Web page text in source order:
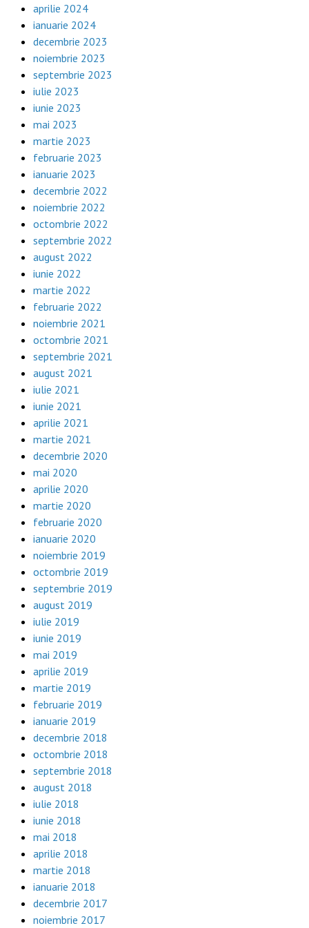
aprilie 2024
ianuarie 2024
decembrie 2023
noiembrie 2023
septembrie 2023
iulie 2023
iunie 2023
mai 2023
martie 2023
februarie 2023
ianuarie 2023
decembrie 2022
noiembrie 2022
octombrie 2022
septembrie 2022
august 2022
iunie 2022
martie 2022
februarie 2022
noiembrie 2021
octombrie 2021
septembrie 2021
august 2021
iulie 2021
iunie 2021
aprilie 2021
martie 2021
decembrie 2020
mai 2020
aprilie 2020
martie 2020
februarie 2020
ianuarie 2020
noiembrie 2019
octombrie 2019
septembrie 2019
august 2019
iulie 2019
iunie 2019
mai 2019
aprilie 2019
martie 2019
februarie 2019
ianuarie 2019
decembrie 2018
octombrie 2018
septembrie 2018
august 2018
iulie 2018
iunie 2018
mai 2018
aprilie 2018
martie 2018
ianuarie 2018
decembrie 2017
noiembrie 2017